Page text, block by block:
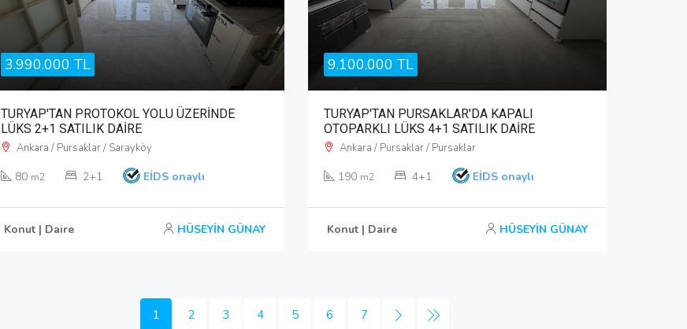
3.990.000 TL
TURYAP'TAN PROTOKOL YOLU ÜZERİNDE
LÜKS 2+1 SATILIK DAİRE
Ankara / Pursaklar / Sarayköy
80 m2 2+1 EİDS onaylı
Konut | Daire HÜSEYİN GÜNAY
9.100.000 TL
TURYAP'TAN PURSAKLAR'DA KAPALI
OTOPARKLI LÜKS 4+1 SATILIK DAİRE
Ankara / Pursaklar / Pursaklar
190 m2 4+1 EİDS onaylı
Konut | Daire HÜSEYİN GÜNAY
1 2 3 4 5 6 7